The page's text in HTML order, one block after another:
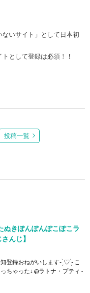
ないサイト」として日本初
として登録は必須！！
投稿一覧
ぬきぽんぽんぽこぽこラ
んじ】
登録おねがいします- ̗̀ ♡ ̖́- こ
ちゃった↓ @ラトナ・プティ -